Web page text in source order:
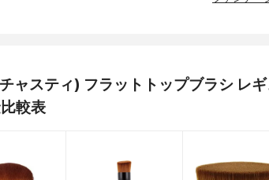
ャスティ) フラットトップブラシ レ
較表